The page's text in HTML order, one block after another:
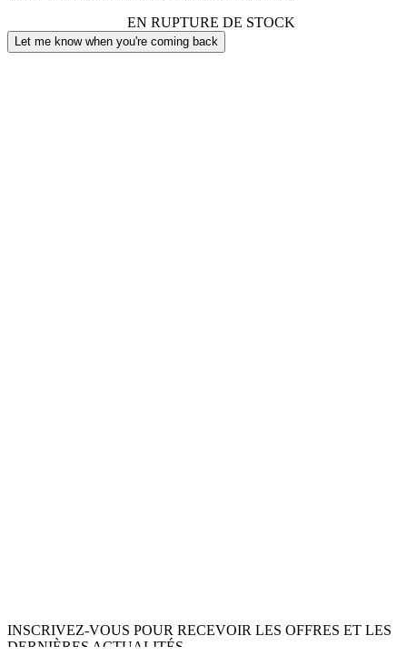
EN RUPTURE DE STOCK
Let me know when you're coming back
INSCRIVEZ-VOUS POUR RECEVOIR LES OFFRES ET LES
DERNIÈRES ACTUALITÉS.